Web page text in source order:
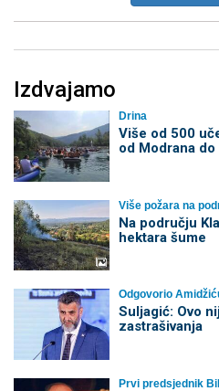
Izdvajamo
Drina
Više od 500
od Modrana do
Više požara na
Na području
hektara šume
Odgovorio
Suljagić: Ovo
zastrašivanja
Prvi predsjednik